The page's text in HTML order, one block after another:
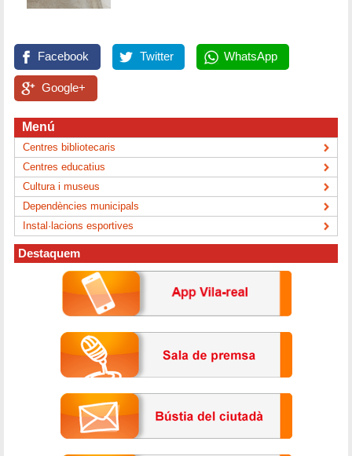
Facebook Twitter WhatsApp
Google+
Menú
Centres bibliotecaris
Centres educatius
Cultura i museus
Dependències municipals
Instal·lacions esportives
Destaquem